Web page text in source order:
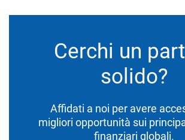
Cerchi un
solido?
Affidati a noi per avere
migliori opportunità sui
finanziari globali.